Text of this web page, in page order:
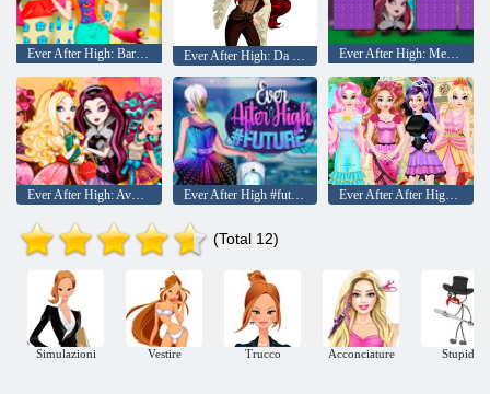
Ever After High: Barbie stile di alta vestire Ever After High: Memo Deluxe
Ever After High: Avventura Ever After High #futuro Ever After After High Makeover Party
(Total 12)
Simulazioni Vestire Trucco Acconciature Stupidi